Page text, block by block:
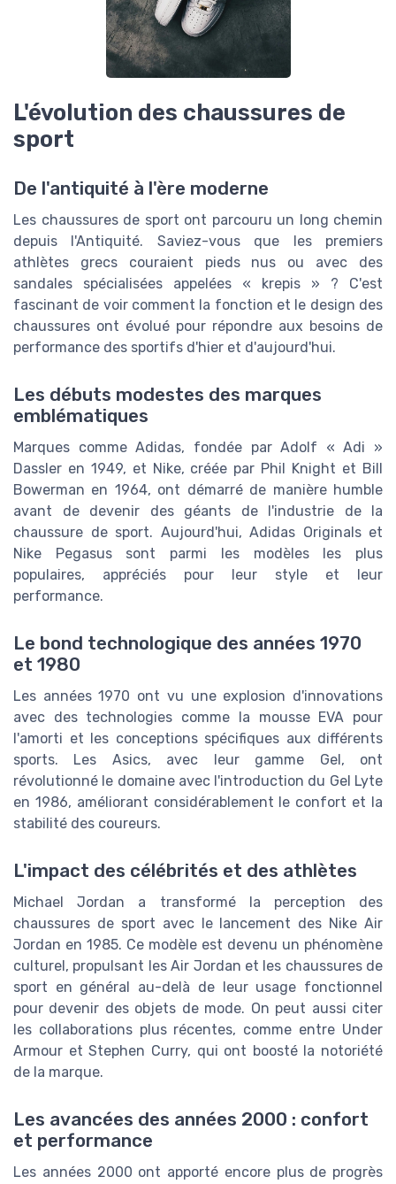
L'évolution des chaussures de
sport
De l'antiquité à l'ère moderne
Les chaussures de sport ont parcouru un long chemin
depuis l'Antiquité. Saviez-vous que les premiers
athlètes grecs couraient pieds nus ou avec des
sandales spécialisées appelées « krepis » ? C'est
fascinant de voir comment la fonction et le design des
chaussures ont évolué pour répondre aux besoins de
performance des sportifs d'hier et d'aujourd'hui.
Les débuts modestes des marques
emblématiques
Marques comme Adidas, fondée par Adolf « Adi »
Dassler en 1949, et Nike, créée par Phil Knight et Bill
Bowerman en 1964, ont démarré de manière humble
avant de devenir des géants de l'industrie de la
chaussure de sport. Aujourd'hui, Adidas Originals et
Nike Pegasus sont parmi les modèles les plus
populaires, appréciés pour leur style et leur
performance.
Le bond technologique des années 1970
et 1980
Les années 1970 ont vu une explosion d'innovations
avec des technologies comme la mousse EVA pour
l'amorti et les conceptions spécifiques aux différents
sports. Les Asics, avec leur gamme Gel, ont
révolutionné le domaine avec l'introduction du Gel Lyte
en 1986, améliorant considérablement le confort et la
stabilité des coureurs.
L'impact des célébrités et des athlètes
Michael Jordan a transformé la perception des
chaussures de sport avec le lancement des Nike Air
Jordan en 1985. Ce modèle est devenu un phénomène
culturel, propulsant les Air Jordan et les chaussures de
sport en général au-delà de leur usage fonctionnel
pour devenir des objets de mode. On peut aussi citer
les collaborations plus récentes, comme entre Under
Armour et Stephen Curry, qui ont boosté la notoriété
de la marque.
Les avancées des années 2000 : confort
et performance
Les années 2000 ont apporté encore plus de progrès